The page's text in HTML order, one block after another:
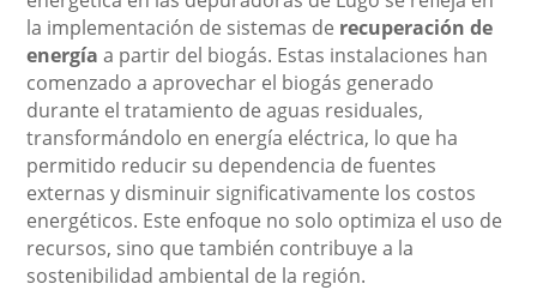
la implementación de sistemas de recuperación de
energía a partir del biogás. Estas instalaciones han
comenzado a aprovechar el biogás generado
durante el tratamiento de aguas residuales,
transformándolo en energía eléctrica, lo que ha
permitido reducir su dependencia de fuentes
externas y disminuir significativamente los costos
energéticos. Este enfoque no solo optimiza el uso de
recursos, sino que también contribuye a la
sostenibilidad ambiental de la región.